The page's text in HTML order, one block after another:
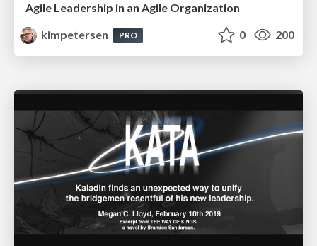
Agile Leadership in an Agile Organization
kimpetersen
PRO 0 200